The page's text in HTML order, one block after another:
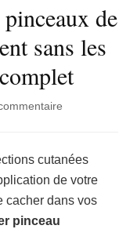
de
sans les
sur
ses
de
maquillage
cutanées
de votre
cacher dans vos
pinceau